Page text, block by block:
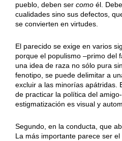
pueblo, deben ser comoél.
cualidades sino sus defectos,
se convierten en virtudes.
El parecido se exige en varios
porque el populismo –primo del
una idea de raza no sólo pura
fenotipo, se puede delimitar a
excluir a las minorías apátridas.
de practicar la política del
estigmatización es visual y
Segundo, en la conducta, que
La más importante parece ser